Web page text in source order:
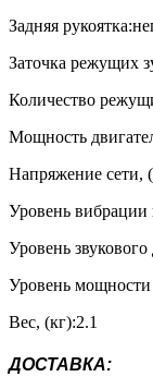
Задняя
Заточка режущих
Количество
Мощность
Напряжение сети,
Уровень вибрации
Уровень
Уровень мощности
Вес, (кг):2.1
ДОСТАВКА: